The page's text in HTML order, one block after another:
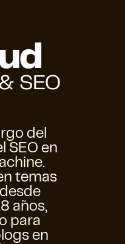
SEO
del
SEO en
temas
años,
para
en